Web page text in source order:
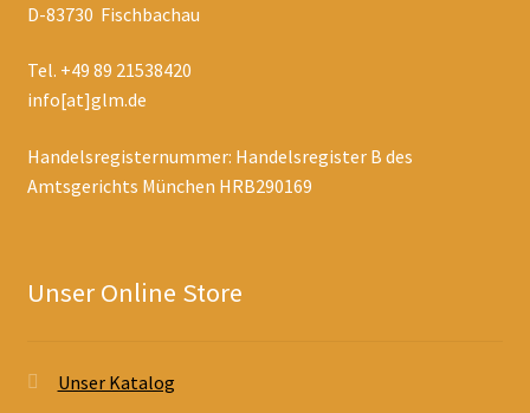
D-83730 Fischbachau
Tel. +49 89 21538420
info[at]glm.de
Handelsregisternummer: Handelsregister B des
Amtsgerichts München HRB290169
Unser Online Store
Unser Katalog